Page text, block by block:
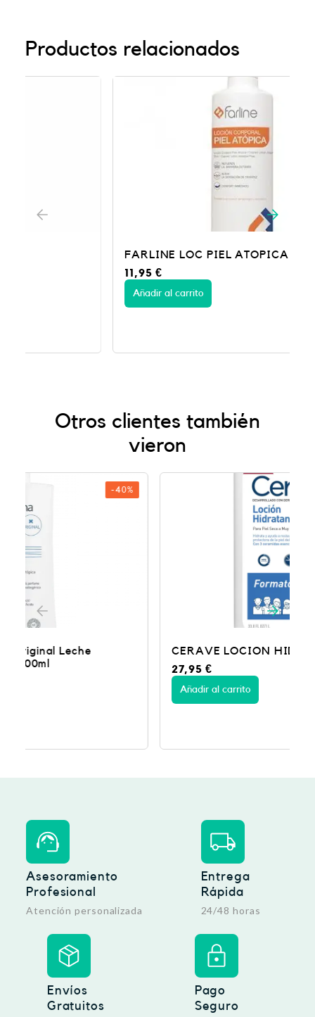
Productos relacionados
FARLINE LOC PIEL ATOPICA 500ML
Otros clientes también
vieron
CERAVE LOCION HIDRATANT FAM 1L
27,95
Asesoramiento
Profesional
Atención personalizada
Entrega
Rápida
24/48 horas
Envíos
Gratuitos
Pago
Seguro